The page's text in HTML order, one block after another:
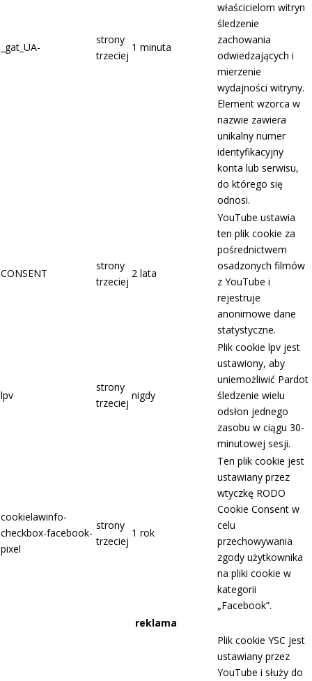
_gat_UA-
strony
trzeciej
1 minuta
właścicielom witryn
śledzenie
zachowania
odwiedzających i
mierzenie
wydajności witryny.
Element wzorca w
nazwie zawiera
unikalny numer
identyfikacyjny
konta lub serwisu,
do którego się
odnosi.
CONSENT
strony
trzeciej
2 lata
YouTube ustawia
ten plik cookie za
pośrednictwem
osadzonych filmów
z YouTube i
rejestruje
anonimowe dane
statystyczne.
lpv
strony
trzeciej
nigdy
Plik cookie lpv jest
ustawiony, aby
uniemożliwić Pardot
śledzenie wielu
odsłon jednego
zasobu w ciągu 30-
minutowej sesji.
cookielawinfo-
checkbox-facebook-
pixel
strony
trzeciej
1 rok
Ten plik cookie jest
ustawiany przez
wtyczkę RODO
Cookie Consent w
celu
przechowywania
zgody użytkownika
na pliki cookie w
kategorii
„Facebook”.
reklama
Plik cookie YSC jest
ustawiany przez
YouTube i służy do